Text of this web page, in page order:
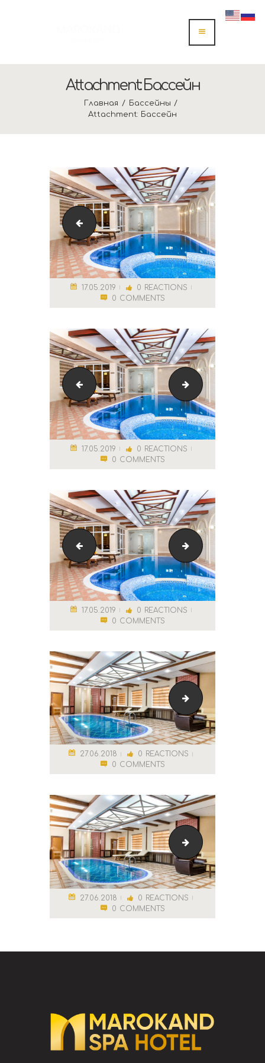
Attachment: Бассейн
Главная
Бассейны
Attachment: Бассейн
[:ru]Бассейн-2[:]
17.05.2019 0 REACTIONS
0 COMMENTS
fin-sauna Бассейн
17.05.2019 0 REACTIONS
0 COMMENTS
Бассейн
17.05.2019 0 REACTIONS
0 COMMENTS
Бассейн
27.06.2018 0 REACTIONS
0 COMMENTS
Бассейн
27.06.2018 0 REACTIONS
0 COMMENTS